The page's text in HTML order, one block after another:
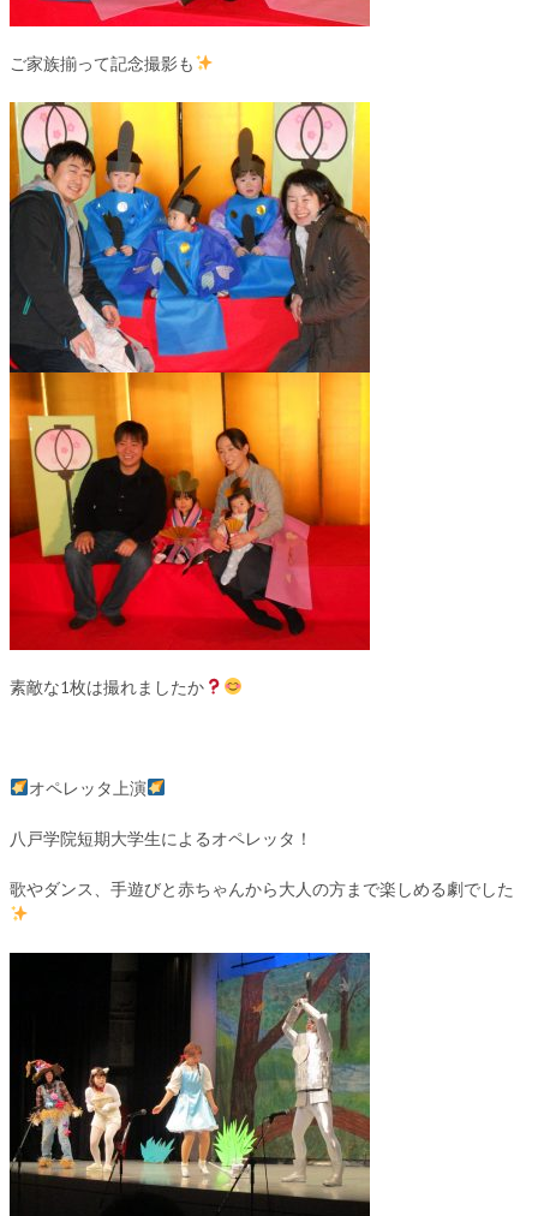
ご家族揃って記念撮影も
素敵な1枚は撮れましたか
オペレッタ上演
八戸学院短期大学生によるオペレッタ！
歌やダンス、手遊びと赤ちゃんから大人の方まで楽しめる劇でした